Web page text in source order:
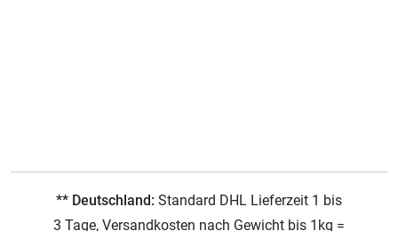
** Deutschland: Standard DHL Lieferzeit 1 bis
3 Tage, Versandkosten nach Gewicht bis 1kg =